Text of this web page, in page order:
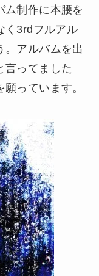
ム制作に本腰を
く3rdフルアル
。アルバムを出
言ってました
っています。